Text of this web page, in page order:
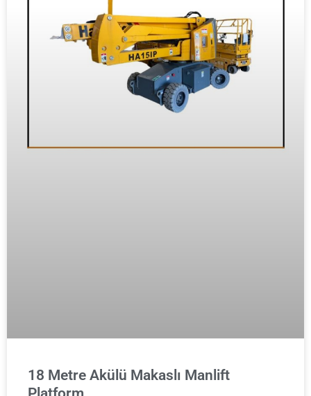
18 Metre Akülü Makaslı Manlift